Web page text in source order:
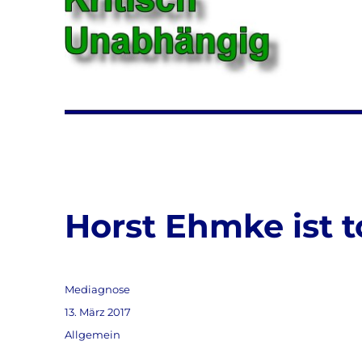
Horst Ehmke ist
Autor
Mediagnose
Veröffentlicht
am
13. März 2017
Kategorien
Allgemein